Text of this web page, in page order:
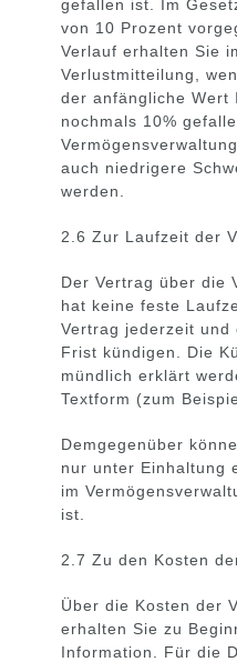
gefallen ist. Im
von 10 Prozent
Verlauf erhalten Sie
Verlustmitteilung,
der anfängliche Wert
nochmals 10%
auch niedrigere
werden.
2.6 Zur Laufzeit der
Der Vertrag über die
hat keine feste
Vertrag jederzeit und
Frist kündigen. Die
mündlich erklärt
Textform (zum
Demgegenüber
nur unter Einhaltung
im
ist.
2.7 Zu den Kosten
Über die Kosten der
erhalten Sie zu
Information. Für die